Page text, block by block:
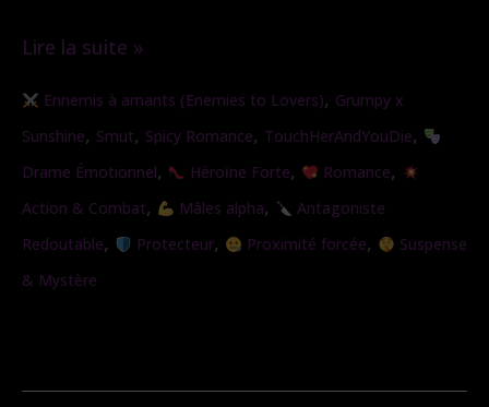
Lire la suite »
Ennemis à amants (Enemies to Lovers), Grumpy x
Sunshine, Smut, Spicy Romance, TouchHerAndYouDie,
Drame Émotionnel, Héroïne Forte, Romance,
Action & Combat, Mâles alpha,
Antagoniste
Redoutable, Protecteur, Proximité forcée,
Suspense
& Mystère